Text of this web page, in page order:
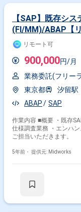
【SAP】既存シ
(FI/MM)/ABAP【リ
リモート可
900,000円/月
業務委託(フリー
東京都
汐留駅
ABAP
SAP
作業内容 ■概要 ・既存
仕様調査業務 ・エンハ
ご担当いただきます。
5年前・ 提供元: Midworks
その他開発言語・ス
Java Linux